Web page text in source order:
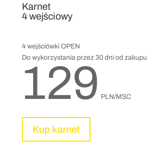
Karnet
4 wejściowy
4 wejściówki OPEN
Do wykorzystania przez 30 dni od zakupu
129 PLN/MSC
Kup karnet